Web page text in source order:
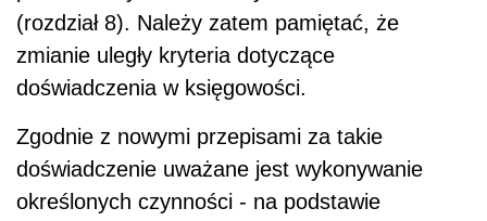
(rozdział 8). Należy zatem pamiętać, że
zmianie uległy kryteria dotyczące
doświadczenia w księgowości.
Zgodnie z nowymi przepisami za takie
doświadczenie uważane jest wykonywanie
określonych czynności - na podstawie